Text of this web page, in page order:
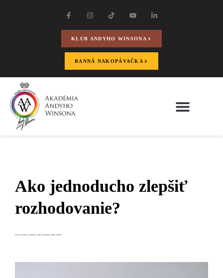
KLUB ANDYHO WINSONA
RANNÁ NAKOPÁVAČKA
Ako jednoducho zlepšiť
rozhodovanie?
Alternatíva v komunikácii má skutočnú silu. Dokáže nás oslobodzovať a uľahčovať rozhodovanie.